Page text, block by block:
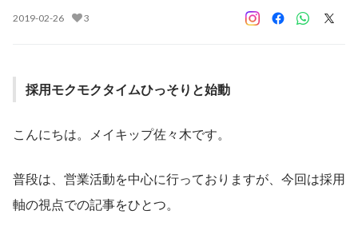
2019-02-26 3
採用モクモクタイムひっそりと始動
こんにちは。メイキップ佐々木です。
普段は、営業活動を中心に行っておりますが、今回は採用
軸の視点での記事をひとつ。